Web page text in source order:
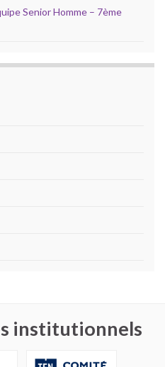
Senior Homme – 7ème
institutionnels